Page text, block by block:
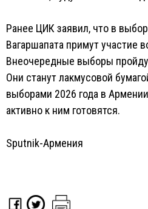
Ранее ЦИК заявил, что в
Вагаршапата примут участие
Внеочередные выборы
Они станут лакмусовой
выборами 2026 года в
активно к ним готовятся.
Sputnik-Армения